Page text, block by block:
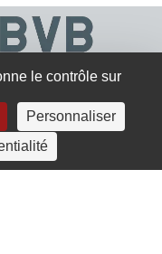
le contrôle sur
Personnaliser